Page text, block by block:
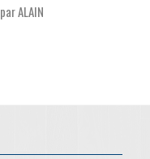
parALAIN